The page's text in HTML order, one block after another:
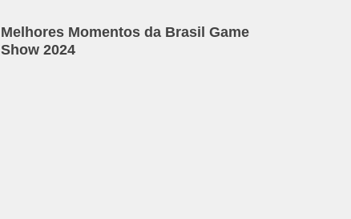
Melhores Momentos da Brasil Game
Show 2024